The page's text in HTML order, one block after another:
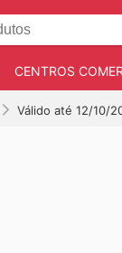
CENTROS
Válido até 12/10/